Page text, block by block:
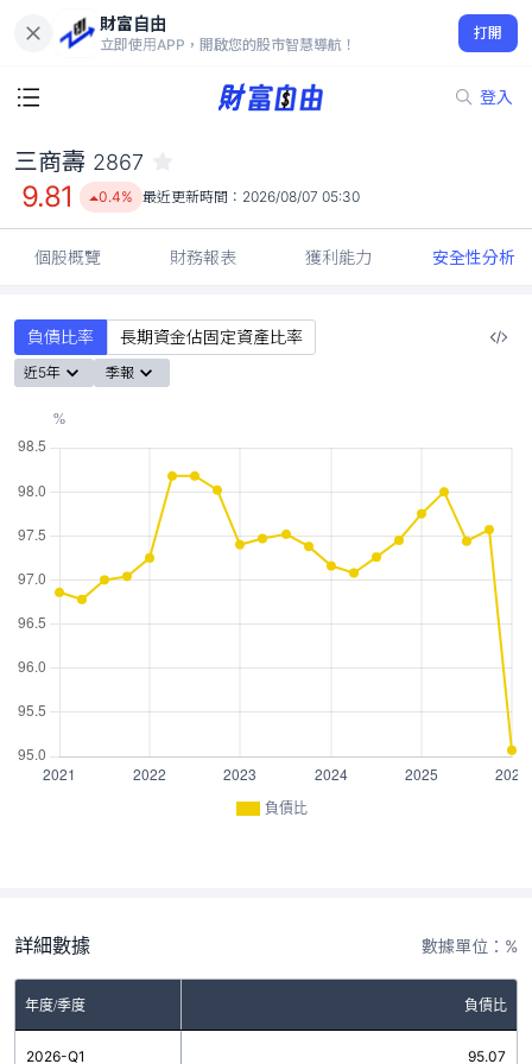
財富自由
立即使用APP，開啟您的股市智慧導航！
打開
登入
9.81
0.4%
三商壽 2867
9.81 0.4% 最近更新時間： 2026/08/07 05:30
個股概覽 財務報表 獲利能力 安全性分析
負債比率 長期資金佔固定資產比率
近5年 季報
負債比
詳細數據 數據單位：%
年度/季度 負債比
2026-Q1 95.07